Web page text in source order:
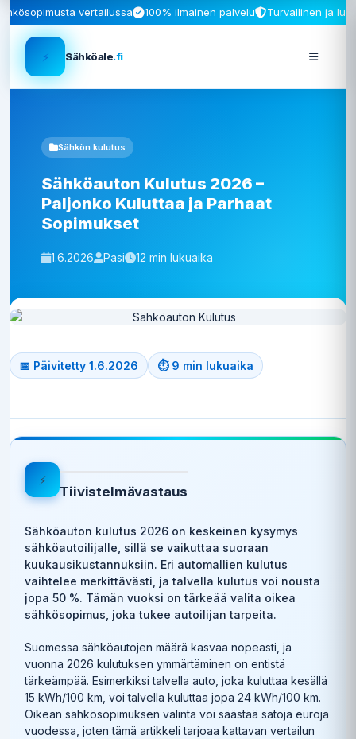
vertailussa 100% ilmainen palvelu Turvallinen ja
⚡ Sähköale.fi
Sähkön kulutus
Sähköauton Kulutus 2026 –
Paljonko Kuluttaa ja Parhaat
Sopimukset
1.6.2026 Pasi 12 min lukuaika
📅 Päivitetty 1.6.2026 ⏱ 9 min lukuaika
⚡
Tiivistelmävastaus
Sähköauton kulutus 2026 on keskeinen kysymys
sähköautoilijalle, sillä se vaikuttaa suoraan
kuukausikustannuksiin. Eri automallien kulutus
vaihtelee merkittävästi, ja talvella kulutus voi nousta
jopa 50 %. Tämän vuoksi on tärkeää valita oikea
sähkösopimus, joka tukee autoilijan tarpeita.
Suomessa sähköautojen määrä kasvaa nopeasti, ja
vuonna 2026 kulutuksen ymmärtäminen on entistä
tärkeämpää. Esimerkiksi talvella auto, joka kuluttaa kesällä
15 kWh/100 km, voi talvella kuluttaa jopa 24 kWh/100 km.
Oikean sähkösopimuksen valinta voi säästää satoja euroja
vuodessa, joten tämä artikkeli tarjoaa kattavan vertailun